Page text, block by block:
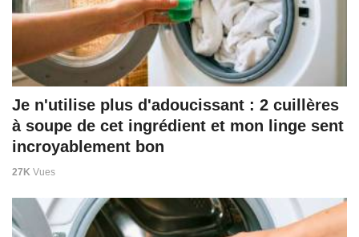
Je n'utilise plus d'adoucissant : 2 cuillères
à soupe de cet ingrédient et mon linge sent
incroyablement bon
27K Vues